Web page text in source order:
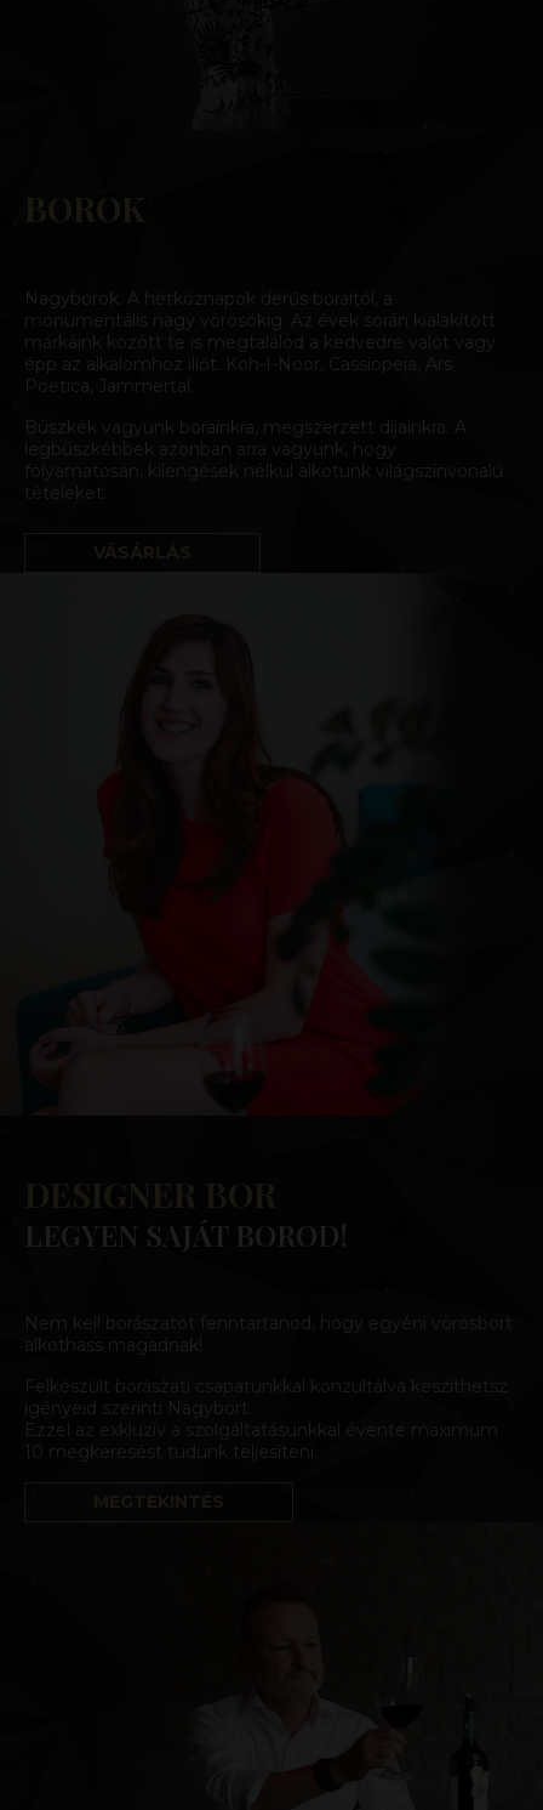
Nagyborok. A hétköznapok derűs boraitól, a
monumentális nagy vörösökig. Az évek során kialakított
márkáink között te is megtalálod a kedvedre valót vagy
épp az alkalomhoz illőt. Koh-I-Noor, Cassiopeia, Ars
Poetica, Jammertal.
Büszkék vagyunk borainkra, megszerzett díjainkra. A
legbüszkébbek azonban arra vagyunk, hogy
folyamatosan, kilengések nélkül alkotunk világszínvonalú
tételeket.
LEGYEN SAJÁT BOROD!
Nem kell borászatot fenntartanod, hogy egyéni vörösbort
alkothass magadnak!
Felkészült borászati csapatunkkal konzultálva készíthetsz
igényeid szerinti Nagybort.
Ezzel az exkluzív a szolgáltatásunkkal évente maximum
10 megkeresést tudunk teljesíteni.